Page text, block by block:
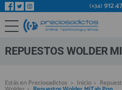
REPUESTOS MÓVILES
REPUESTOS TABLET
REPUESTOS VIDEOCONSOLAS
Bienvenid@ otra vez
YA SOY CLIENTE
(+34) 912
REPUESTOS WOLDER
Estás en Preciosadictos > Inicio >